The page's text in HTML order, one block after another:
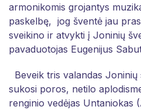
armonikomis grojantys
paskelbę, jog šventė jau
sveikino ir atvykti į Joninių
pavaduotojas Eugenijus
Beveik tris valandas
sukosi poros, netilo
renginio vedėjas Untaniokas